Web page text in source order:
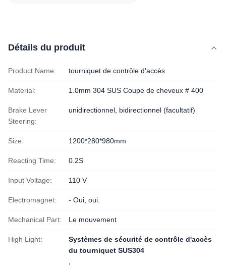
Détails du produit
Product Name: tourniquet de contrôle d'accès
Material: 1.0mm 304 SUS Coupe de cheveux # 400
Brake Lever
Steering:
unidirectionnel, bidirectionnel (facultatif)
Size: 1200*280*980mm
Reacting Time: 0.2S
Input Voltage: 110 V
Electromagnet: - Oui, oui.
Mechanical Part: Le mouvement
High Light:
Systèmes de sécurité de contrôle d'accès
du tourniquet SUS304